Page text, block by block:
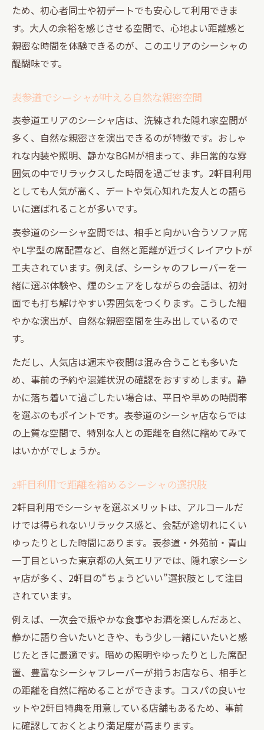
ため、初心者同士や初デートでも安心して利用できま
す。大人の余裕を感じさせる空間で、心地よい距離感と
親密な時間を体験できるのが、このエリアのシーシャの
醍醐味です。
表参道でシーシャが叶える自然な親密空間
表参道エリアのシーシャ店は、洗練された隠れ家空間が
多く、自然な親密さを演出できるのが特徴です。おしゃ
れな内装や照明、静かなBGMが相まって、非日常的な雰
囲気の中でリラックスした時間を過ごせます。2軒目利用
としても人気が高く、デートや気心知れた友人との語ら
いに選ばれることが多いです。
表参道のシーシャ空間では、相手と向かい合うソファ席
やL字型の席配置など、自然と距離が近づくレイアウトが
工夫されています。例えば、シーシャのフレーバーを一
緒に選ぶ体験や、煙のシェアをしながらの会話は、初対
面でも打ち解けやすい雰囲気をつくります。こうした細
やかな演出が、自然な親密空間を生み出しているので
す。
ただし、人気店は週末や夜間は混み合うことも多いた
め、事前の予約や混雑状況の確認をおすすめします。静
かに落ち着いて過ごしたい場合は、平日や早めの時間帯
を選ぶのもポイントです。表参道のシーシャ店ならでは
の上質な空間で、特別な人との距離を自然に縮めてみて
はいかがでしょうか。
2軒目利用で距離を縮めるシーシャの選択肢
2軒目利用でシーシャを選ぶメリットは、アルコールだ
けでは得られないリラックス感と、会話が途切れにくい
ゆったりとした時間にあります。表参道・外苑前・青山
一丁目といった東京都の人気エリアでは、隠れ家シーシ
ャ店が多く、2軒目の“ちょうどいい”選択肢として注目
されています。
例えば、一次会で賑やかな食事やお酒を楽しんだあと、
静かに語り合いたいときや、もう少し一緒にいたいと感
じたときに最適です。暗めの照明やゆったりとした席配
置、豊富なシーシャフレーバーが揃うお店なら、相手と
の距離を自然に縮めることができます。コスパの良いセ
ットや2軒目特典を用意している店舗もあるため、事前
に確認しておくとより満足度が高まります。